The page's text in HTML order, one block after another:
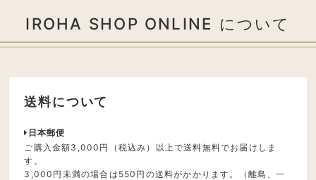
IROHA SHOP ONLINE について
送料について
日本郵便
ご購入金額3,000円（税込み）以上で送料無料でお届けしま
す。
3,000円未満の場合は550円の送料がかかります。（離島、一